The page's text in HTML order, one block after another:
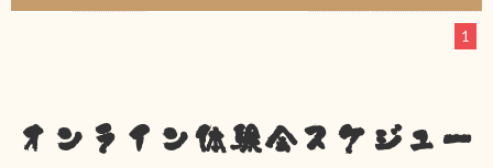
1
オンライン体験会スケジュー